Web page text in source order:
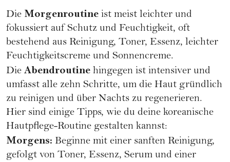
Die Morgenroutine ist meist leichter und
fokussiert auf Schutz und Feuchtigkeit, oft
bestehend aus Reinigung, Toner, Essenz, leichter
Feuchtigkeitscreme und Sonnencreme.
Die Abendroutine hingegen ist intensiver und
umfasst alle zehn Schritte, um die Haut gründlich
zu reinigen und über Nachts zu regenerieren.
Hier sind einige Tipps, wie du deine koreanische
Hautpflege-Routine gestalten kannst:
Morgens: Beginne mit einer sanften Reinigung,
gefolgt von Toner, Essenz, Serum und einer